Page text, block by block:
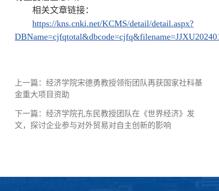
相关文章链接：
https://kns.cnki.net/KCMS/detail/detail.aspx?
上一篇：经济学院宋德勇教授领衔团队再获国家社科基
金重大项目资助
下一篇：经济学院孔东民教授团队在《世界经济》发
文，探讨企业参与对外贸易对自主创新的影响